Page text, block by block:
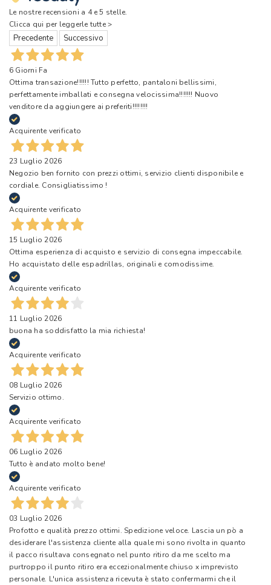
Le nostre recensioni a 4 e 5 stelle.
Clicca qui per leggerle tutte >
Precedente Successivo
6 Giorni Fa
Ottima transazione!!!!!! Tutto perfetto, pantaloni bellissimi,
perfettamente imballati e consegna velocissima!!!!!!! Nuovo
venditore da aggiungere ai preferiti!!!!!!!!
Acquirente verificato
23 Luglio 2026
Negozio ben fornito con prezzi ottimi, servizio clienti disponibile e
cordiale. Consigliatissimo !
Acquirente verificato
15 Luglio 2026
Ottima esperienza di acquisto e servizio di consegna impeccabile.
Ho acquistato delle espadrillas, originali e comodissime.
Acquirente verificato
11 Luglio 2026
buona ha soddisfatto la mia richiesta!
Acquirente verificato
08 Luglio 2026
Servizio ottimo.
Acquirente verificato
06 Luglio 2026
Tutto è andato molto bene!
Acquirente verificato
03 Luglio 2026
Profotto e qualità prezzo ottimi. Spedizione veloce. Lascia un pò a
desiderare l'assistenza cliente alla quale mi sono rivolta in quanto
il pacco risultava consegnato nel punto ritiro da me scelto ma
purtroppo il punto ritiro era eccezionalmente chiuso x imprevisto
personale. L'unica assistenza ricevuta è stato confermarmi che il